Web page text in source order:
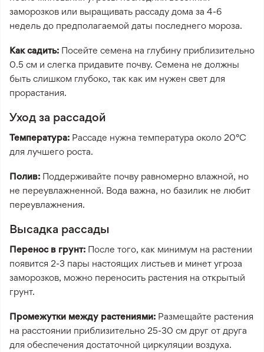
заморозков или выращивать рассаду дома за 4-6
недель до предполагаемой даты последнего мороза.
Как садить: Посейте семена на глубину приблизительно
0.5 см и слегка придавите почву. Семена не должны
быть слишком глубоко, так как им нужен свет для
прорастания.
Уход за рассадой
Температура: Рассаде нужна температура около 20°C
для лучшего роста.
Полив: Поддерживайте почву равномерно влажной, но
не переувлажненной. Вода важна, но базилик не любит
переувлажнения.
Высадка рассады
Перенос в грунт: После того, как минимум на растении
появится 2-3 пары настоящих листьев и минет угроза
заморозков, можно переносить растения на открытый
грунт.
Промежутки между растениями: Размещайте растения
на расстоянии приблизительно 25-30 см друг от друга
для обеспечения достаточной циркуляции воздуха.